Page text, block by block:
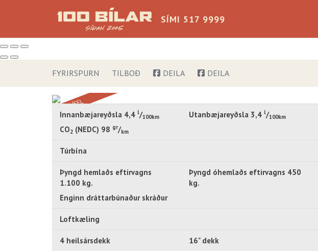
SÍMI 517 9999
Árgerð
FYRIRSPURN TILBOÐ DEILA DEILA
DÍSEL
Innanbæjareyðsla 4,4 l/100km Utanbæjareyðsla 3,4 l/100km
CO2 (NEDC) 98 gr/km
Túrbína
Þyngd hemlaðs eftirvagns
1.100 kg.
Þyngd óhemlaðs eftirvagns 450
kg.
Enginn dráttarbúnaður skráður
Loftkæling
4 heilsársdekk 16" dekk